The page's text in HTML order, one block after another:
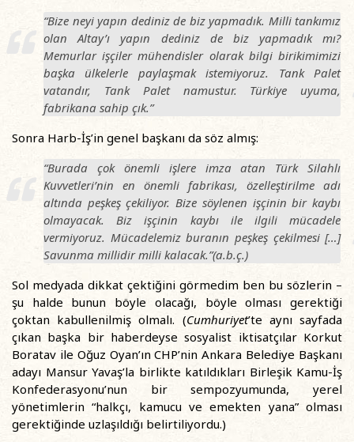
“Bize neyi yapın dediniz de biz yapmadık. Milli tankımız
olan Altay’ı yapın dediniz de biz yapmadık mı?
Memurlar işçiler mühendisler olarak bilgi birikimimizi
başka ülkelerle paylaşmak istemiyoruz. Tank Palet
vatandır, Tank Palet namustur. Türkiye uyuma,
fabrikana sahip çık.”
Sonra Harb-İş’in genel başkanı da söz almış:
“Burada çok önemli işlere imza atan Türk Silahlı
Kuvvetleri’nin en önemli fabrikası, özelleştirilme adı
altında peşkeş çekiliyor. Bize söylenen işçinin bir kaybı
olmayacak.Biz işçinin kaybı ile ilgili mücadele
vermiyoruz. Mücadelemiz buranın peşkeş çekilmesi[…]
Savunma millidir milli kalacak.”(a.b.ç.)
Sol medyada dikkat çektiğini görmedim ben bu sözlerin –
şu halde bunun böyle olacağı, böyle olması gerektiği
çoktan kabullenilmiş olmalı. (Cumhuriyet’te aynı sayfada
çıkan başka bir haberdeyse sosyalist iktisatçılar Korkut
Boratav ile Oğuz Oyan’ın CHP’nin Ankara Belediye Başkanı
adayı Mansur Yavaş’la birlikte katıldıkları Birleşik Kamu-İş
Konfederasyonu’nun bir sempozyumunda, yerel
yönetimlerin “halkçı, kamucu ve emekten yana” olması
gerektiğinde uzlaşıldığı belirtiliyordu.)